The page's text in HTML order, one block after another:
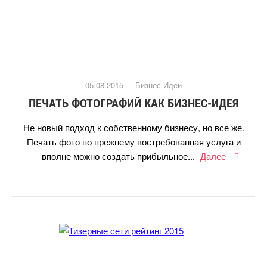
05.08.2015 · Бизнес Идеи
ПЕЧАТЬ ФОТОГРАФИЙ КАК БИЗНЕС-ИДЕЯ
Не новый подход к собственному бизнесу, но все же.
Печать фото по прежнему востребованная услуга и
полне можно создать прибыльное... Далее